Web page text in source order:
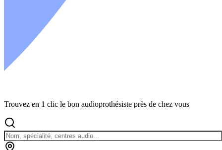
Trouvez en 1 clic le bon audioprothésiste près de chez vous